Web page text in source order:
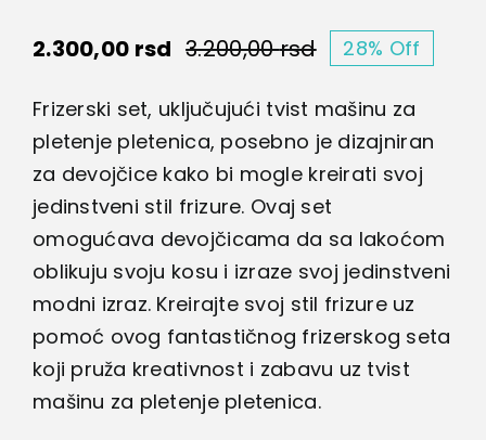
3.200,00rsd Originalna
cena
je
bila:
3.200,00 rsd.
2.300,00 rsd
Trenutna
cena
je:
2.300,00 rsd.
28% Off
Frizerski set, uključujući tvist mašinu za
pletenje pletenica, posebno je dizajniran
za devojčice kako bi mogle kreirati svoj
jedinstveni stil frizure. Ovaj set
omogućava devojčicama da sa lakoćom
oblikuju svoju kosu i izraze svoj jedinstveni
modni izraz. Kreirajte svoj stil frizure uz
pomoć ovog fantastičnog frizerskog seta
koji pruža kreativnost i zabavu uz tvist
mašinu za pletenje pletenica.